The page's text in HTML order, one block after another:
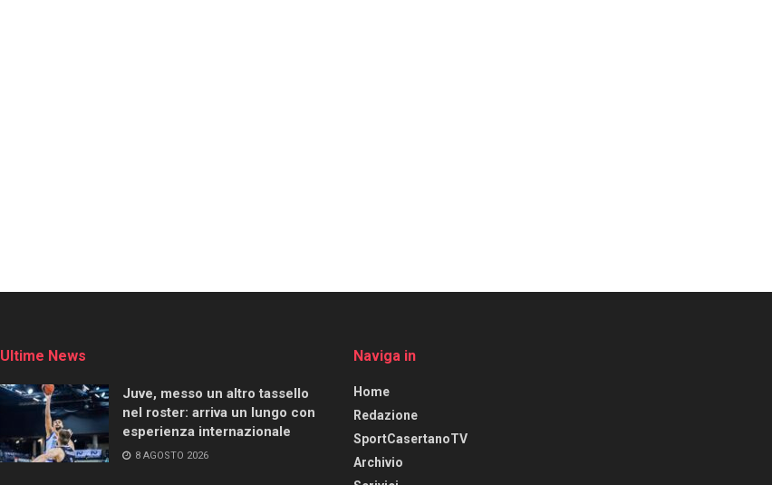
Ultime News
Juve, messo un altro tassello
nel roster: arriva un lungo con
esperienza internazionale
8 AGOSTO 2026
Naviga in
Home
Redazione
SportCasertanoTV
Archivio